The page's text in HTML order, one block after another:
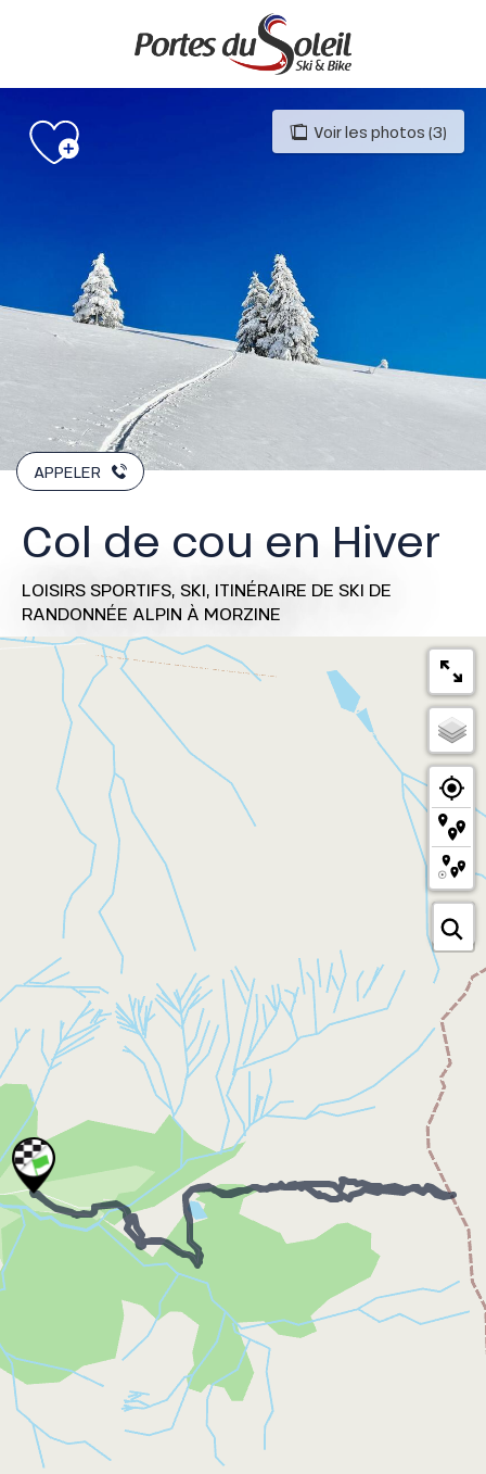
principal
Voir les photos (3)
APPELER
Col de cou en Hiver
LOISIRS SPORTIFS, SKI, ITINÉRAIRE DE SKI DE
RANDONNÉE ALPIN À MORZINE